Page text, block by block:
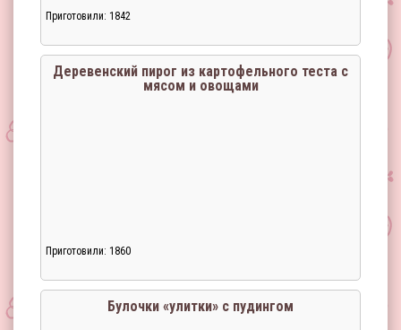
Приготовили: 1842
Деревенский пирог из картофельного теста с
мясом и овощами
Приготовили: 1860
Булочки «улитки» с пудингом